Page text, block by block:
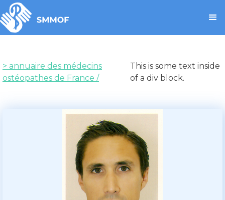
> annuaire des médecins
ostéopathes de France /
This is some text inside
of a div block.